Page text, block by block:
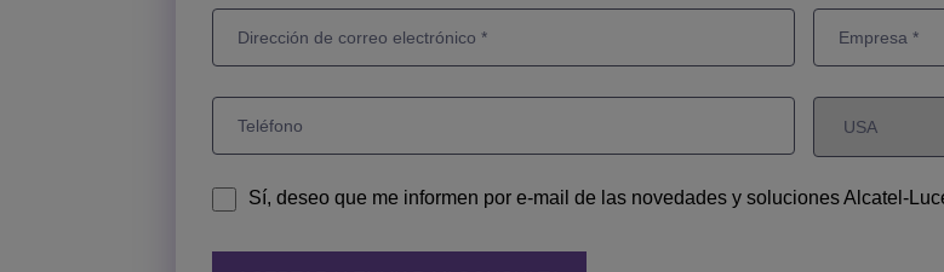
Sí, deseo que me informen por e-mail de las novedades y soluciones Alcatel-